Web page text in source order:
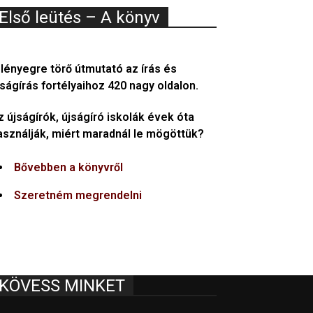
Első leütés – A könyv
törő útmutató az írás és
fortélyaihoz 420 nagy oldalon.
újságírók, újságíró iskolák évek óta
miért maradnál le mögöttük?
Bővebben a könyvről
Szeretném megrendelni
KÖVESS MINKET